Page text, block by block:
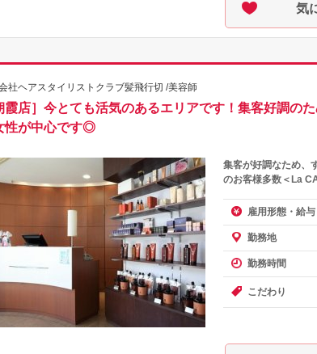
気
社ヘアスタイリストクラブ髪飛行切 /美容師
霞店］今とても活気のあるエリアです！集客好調の
性が中心です◎
集客が好調なため、
のお客様多数＜La
雇用形態・給与
勤務地
勤務時間
こだわり